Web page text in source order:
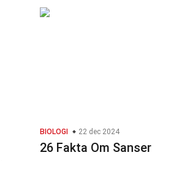
BIOLOGI 22 dec 2024
26 Fakta Om Sanser